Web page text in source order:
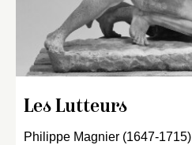
Les Lutteurs
Philippe Magnier (1647-1715)